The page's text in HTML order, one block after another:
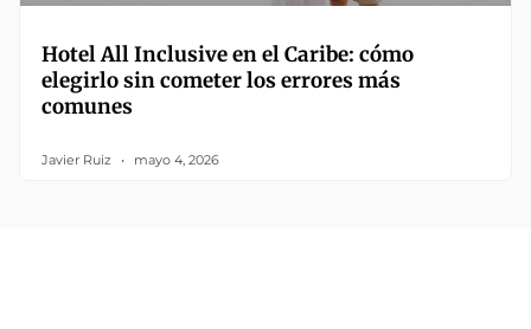
Hotel All Inclusive en el Caribe: cómo
elegirlo sin cometer los errores más
comunes
Javier Ruiz mayo 4, 2026